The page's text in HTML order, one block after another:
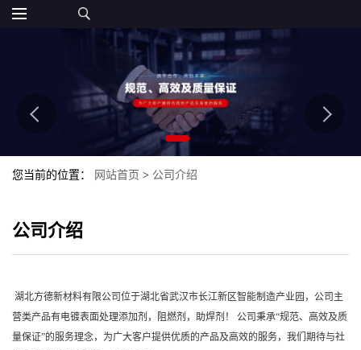
您当前的位置： 网站首页 > 公司介绍
公司介绍
湖北方德新材料有限公司位于湖北省武汉市长江新区智能制造产业园，公司主
营类产品有电镀表面处理添加剂，阻燃剂，助焊剂！ 公司秉承“规范、高效及质
量保证”的服务理念，为广大客户提供优质的产品及高效的服务，我们期待与社